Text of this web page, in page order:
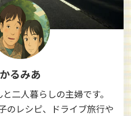
かるみあ
二人暮らしの主婦です。
のレシピ、ドライブ旅行や